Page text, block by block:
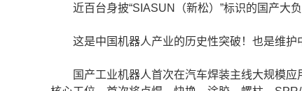
近百台身披“SIASUN（新松）”标识的国产大负
这是中国机器人产业的历史性突破！也是维护
国产工业机器人首次在汽车焊装主线大规模应